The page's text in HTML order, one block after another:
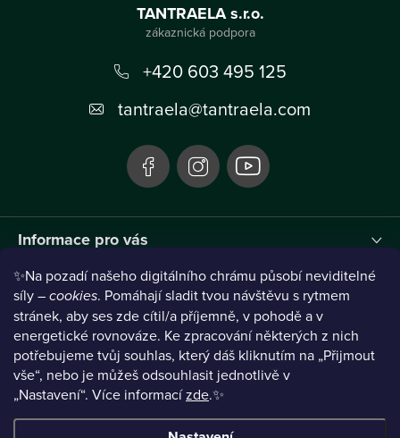
✨Na pozadí našeho digitálního chrámu působí neviditelné
síly –cookies. Pomáhají sladit tvou návštěvu s rytmem
stránek, aby ses zde cítil/a příjemně, v pohodě a v
energetické rovnováze. Ke zpracování některých z nich
potřebujeme tvůj souhlas, který dáš kliknutím na „Přijmout
vše“, nebo je můžeš odsouhlasit jednotlivě v
„Nastavení“. Více informacízde.✨
TANTRAELA s.r.o.
+420 603 495 125
tantraela@tantraela.com
Informace pro vás
Instagram